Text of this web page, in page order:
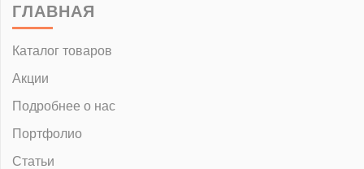
ГЛАВНАЯ
Каталог товаров
Акции
Подробнее о нас
Портфолио
Статьи